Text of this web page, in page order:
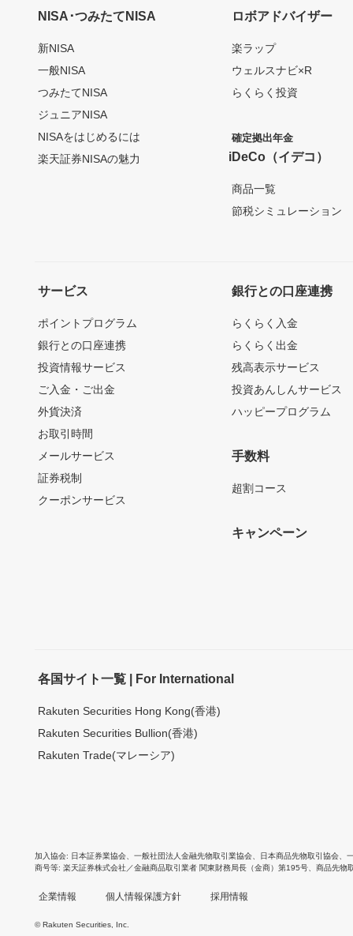
NISA･つみたてNISA
新NISA
一般NISA
つみたてNISA
ジュニアNISA
NISAをはじめるには
楽天証券NISAの魅力
ロボアドバイザー
楽ラップ
ウェルスナビ×R
らくらく投資
確定拠出年金
iDeCo（イデコ）
商品一覧
節税シミュレーション
サービス
ポイントプログラム
銀行との口座連携
投資情報サービス
ご入金・ご出金
外貨決済
お取引時間
メールサービス
証券税制
クーポンサービス
銀行との口座連携
らくらく入金
らくらく出金
残高表示サービス
投資あんしんサービス
ハッピープログラム
手数料
超割コース
キャンペーン
各国サイト一覧 | For International
Rakuten Securities Hong Kong(香港)
Rakuten Securities Bullion(香港)
Rakuten Trade(マレーシア)
加入協会 日本証券業協会 一般社団法人金融先物取引業協会 日本商品先物取引協会
商号等 楽天証券株式会社／金融商品取引業者 関東財務局長（金商）第195号、商品先物
企業情報 個人情報保護方針 採用情報
© Rakuten Securities, Inc.